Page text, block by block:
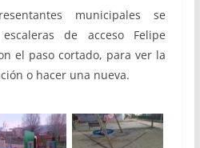
municipales se
de acceso Felipe
el paso cortado, para ver la
o hacer una nueva.